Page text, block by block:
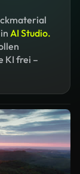
AI Studio.
KI frei –